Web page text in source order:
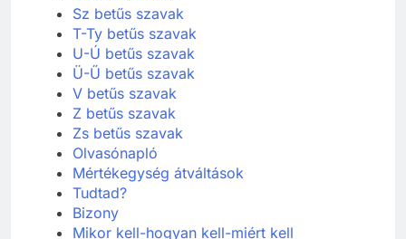
S betűs szavak
Sz betűs szavak
T-Ty betűs szavak
U-Ú betűs szavak
Ü-Ű betűs szavak
V betűs szavak
Z betűs szavak
Zs betűs szavak
Olvasónapló
Mértékegység átváltások
Tudtad?
Bizony